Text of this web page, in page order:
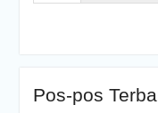
Pos-pos